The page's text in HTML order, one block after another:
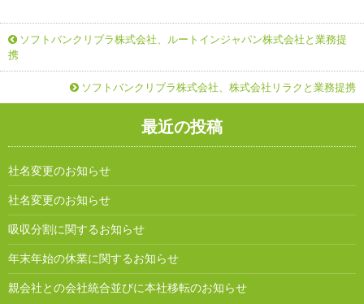
ソフトバンクリブラ株式会社、ルートインジャパン株式会社と業務提
携
ソフトバンクリブラ株式会社、株式会社リラクと業務提携
最近の投稿
社名変更のお知らせ
社名変更のお知らせ
吸収分割に関するお知らせ
年末年始の休業に関するお知らせ
親会社との会社統合並びに本社移転のお知らせ